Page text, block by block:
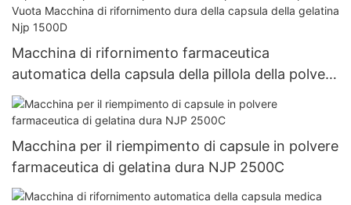
Macchina di rifornimento farmaceutica
automatica della capsula della pillola della polvere
del riempitore della capsula Vuota Macchina di
rifornimento dura della capsula della gelatina Njp
1500D
Macchina per il riempimento di capsule in polvere
farmaceutica di gelatina dura NJP 2500C